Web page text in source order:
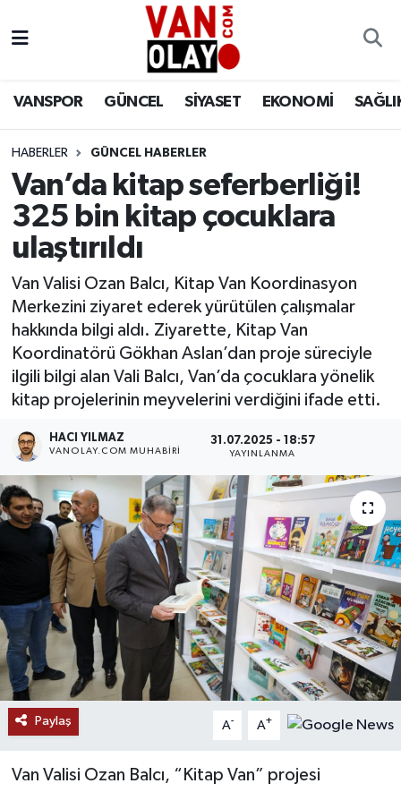
VANSPOR GÜNCEL SİYASET EKONOMİ
HABERLER GÜNCEL HABERLER
Van’da kitap seferberliği!
325 bin kitap çocuklara
ulaştırıldı
Van Valisi Ozan Balcı, Kitap Van Koordinasyon
Merkezini ziyaret ederek yürütülen çalışmalar
hakkında bilgi aldı. Ziyarette, Kitap Van
Koordinatörü Gökhan Aslan’dan proje süreciyle
ilgili bilgi alan Vali Balcı, Van’da çocuklara yönelik
kitap projelerinin meyvelerini verdiğini ifade etti.
HACI YILMAZ
VANOLAY.COM MUHABIRI
31.07.2025 - 18:57
YAYINLANMA
Paylaş A- A+
Van Valisi Ozan Balcı, “Kitap Van” projesi
Siyaset
Ekonomi
Sağlık
Bilim & Teknoloji
Dünya
RESMİ İLANLAR
Van Nöbetçi Eczaneler
Van Namaz Vakitleri
Van Trafik Yoğunluk Haritası
Süper Lig Puan Durumu ve Fikstür
Son Dakika Haberleri
Haber Arşivi